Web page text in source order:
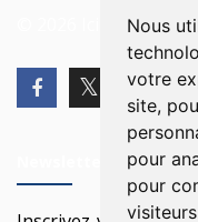
Nous
votre
site,
pour
pour
© 2026 Ici